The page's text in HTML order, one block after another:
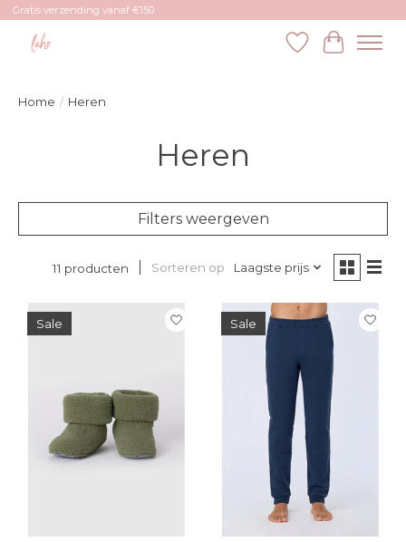
Gratis verzending vanaf €150
Verlanglijst
Home / Heren
Heren
Filters weergeven
11 producten Sorteren op Laagste prijs
Sale Sale